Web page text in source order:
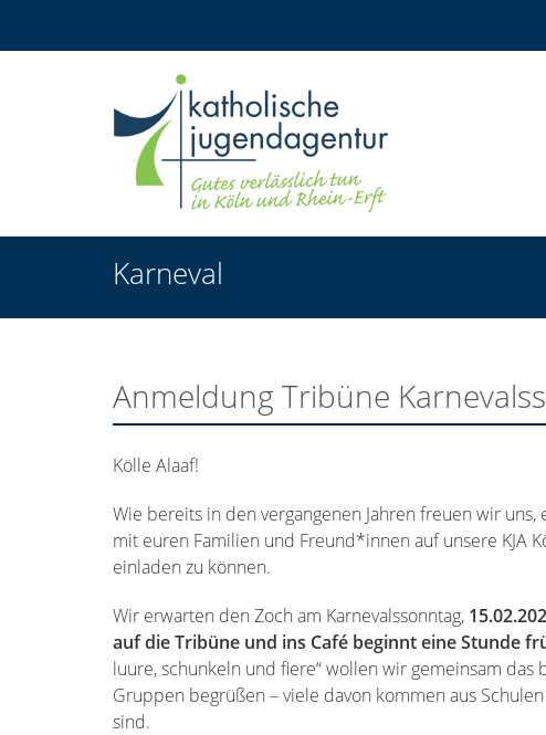
Karneval
Anmeldung Tribüne
Kölle Alaaf!
Wie bereits in den vergangenen Jahren freuen wir
mit euren Familien und Freund*innen auf unsere KJA
einladen zu können.
Wir erwarten den Zoch am Karnevalssonntag,
auf die Tribüne und ins Café beginnt eine Stunde
luure, schunkeln und fiere“ wollen wir gemeinsam
Gruppen begrüßen – viele davon kommen aus
sind.